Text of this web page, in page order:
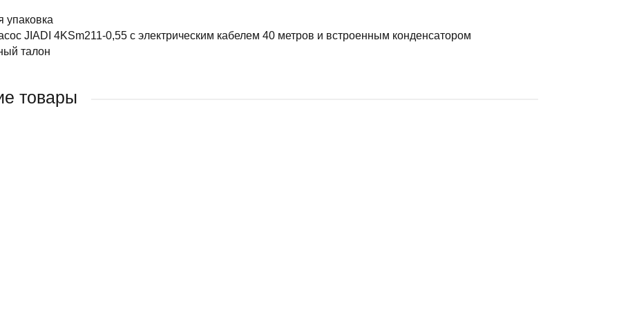
упаковка
JIADI 4KSm211-0,55 с электрическим кабелем 40 метров и встроенным конденсатором
талон
товары